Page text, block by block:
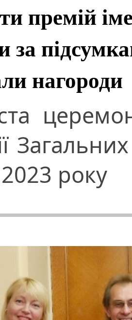
премій
за
нагороди
року